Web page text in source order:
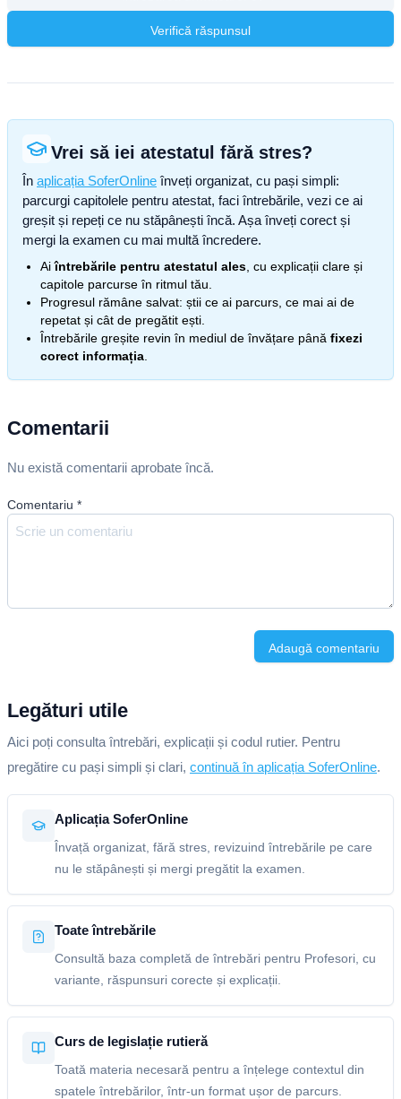
Verifică răspunsul
Vrei să iei atestatul fără stres?
În aplicația SoferOnline înveți organizat, cu pași simpli:
parcurgi capitolele pentru atestat, faci întrebările, vezi ce ai
greșit și repeți ce nu stăpânești încă. Așa înveți corect și
mergi la examen cu mai multă încredere.
Aiîntrebările pentru atestatul ales , cu explicații clare și
capitole parcurse în ritmul tău.
Progresul rămâne salvat: știi ce ai parcurs, ce mai ai de
repetat și cât de pregătit ești.
Întrebările greșite revin în mediul de învățare până fixezi
corect informația
Comentarii
Nu există comentarii aprobate încă.
Comentariu *
Adaugă comentariu
Legături utile
Aici poți consulta întrebări, explicații și codul rutier. Pentru
pregătire cu pași simpli și clari, continuă în aplicația SoferOnline.
Aplicația SoferOnline
Învață organizat, fără stres, revizuind întrebările pe care
nu le stăpânești și mergi pregătit la examen.
Toate întrebările
Consultă baza completă de întrebări pentru Profesori, cu
variante, răspunsuri corecte și explicații.
Curs de legislație rutieră
Toată materia necesară pentru a înțelege contextul din
spatele întrebărilor, într-un format ușor de parcurs.